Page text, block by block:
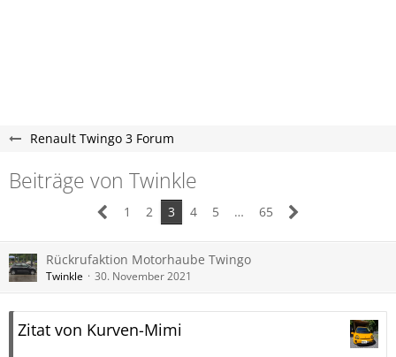
Renault Twingo 3 Forum
Beiträge von Twinkle
1 2 3 4 5 … 65
Rückrufaktion Motorhaube Twingo
Twinkle 30. November 2021
Zitat von Kurven-Mimi